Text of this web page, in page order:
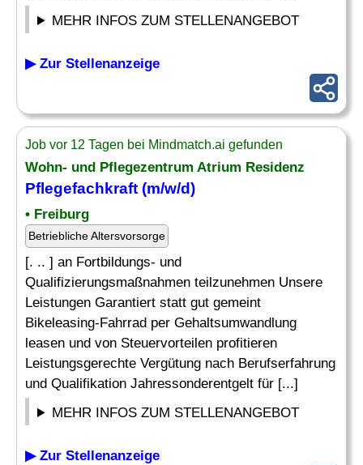
MEHR INFOS ZUM STELLENANGEBOT
▶ Zur Stellenanzeige
Job vor 12 Tagen bei Mindmatch.ai gefunden
Wohn- und Pflegezentrum Atrium Residenz
Pflegefachkraft (m/w/d)
• Freiburg
Betriebliche Altersvorsorge
[. .. ] an Fortbildungs- und
Qualifizierungsmaßnahmen teilzunehmen Unsere
Leistungen Garantiert statt gut gemeint
Bikeleasing-Fahrrad per Gehaltsumwandlung
leasen und von Steuervorteilen profitieren
Leistungsgerechte Vergütung nach Berufserfahrung
und Qualifikation Jahressonderentgelt für [...]
MEHR INFOS ZUM STELLENANGEBOT
▶ Zur Stellenanzeige